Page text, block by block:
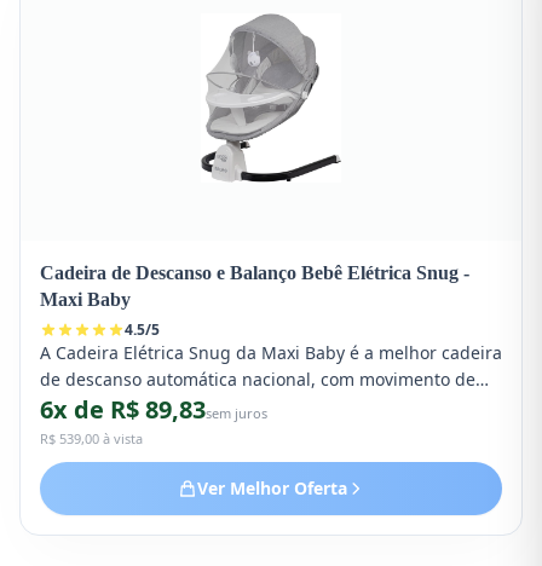
Cadeira de Descanso e Balanço Bebê Elétrica Snug -
Maxi Baby
4.5/5
A Cadeira Elétrica Snug da Maxi Baby é a melhor cadeira
de descanso automática nacional, com movimento de
balanço motorizado, vibração, músicas e controle por
aplicativo. Suporta bebês até 18 kg, timer programável e
5 velocidades de balanço. Perfeita para bebês que
precisam de movimento constante para dormir.
6x de R$ 89,83sem juros
R$ 539,00 à vista
Ver Melhor Oferta